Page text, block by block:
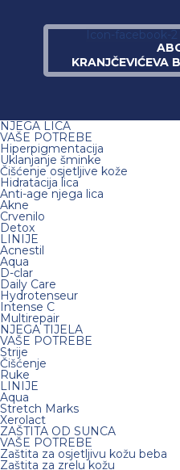
Icon-facebook-2
KRANJČEVIĆEVA
NJEGA LICA
VAŠE POTREBE
Hiperpigmentacija
Uklanjanje šminke
Čišćenje osjetljive kože
Hidratacija lica
Anti-age njega lica
Akne
Crvenilo
Detox
LINIJE
Acnestil
Aqua
D-clar
Daily Care
Hydrotenseur
Intense C
Multirepair
NJEGA TIJELA
VAŠE POTREBE
Strije
Čišćenje
Ruke
LINIJE
Aqua
Stretch Marks
Xerolact
ZAŠTITA OD SUNCA
VAŠE POTREBE
Zaštita za osjetljivu kožu beba
Zaštita za zrelu kožu